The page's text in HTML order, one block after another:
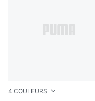
4 COULEURS